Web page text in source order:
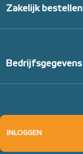
Zakelijk bestellen
Bedrijfsgegevens
INLOGGEN